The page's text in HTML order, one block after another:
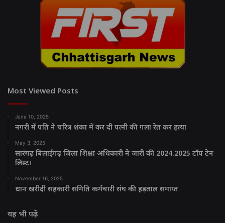
Most Viewed Posts
June 10, 2025
नगरी में पति ने चरित्र शंका में कर दी पत्नी की गला रेत कर हत्या
May 3, 2025
सारंगढ़ बिलाईगढ़ जिला शिक्षा अधिकारी ने जारी की 2024.2025 टॉप टेन
लिस्ट।
November 16, 2025
धान खरीदी सहकारी समिति कर्मचारी संघ की हड़ताल समाप्त
यह भी पढ़ें